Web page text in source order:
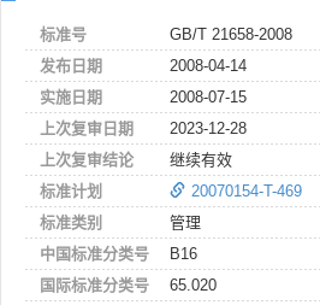
标准号
GB/T 21658-2008
发布日期
2008-04-14
实施日期
2008-07-15
上次复审日期
2023-12-28
上次复审结论
继续有效
标准计划
20070154-T-469
标准类别
管理
中国标准分类号
B16
国际标准分类号
65.020